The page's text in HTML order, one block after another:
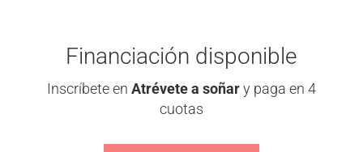
Financiación disponible
Inscríbete en Atrévete a soñary paga en 4
cuotas